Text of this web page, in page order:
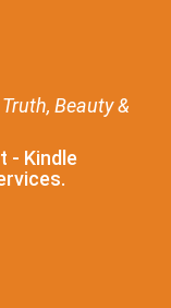
Truth, Beauty &
- Kindle